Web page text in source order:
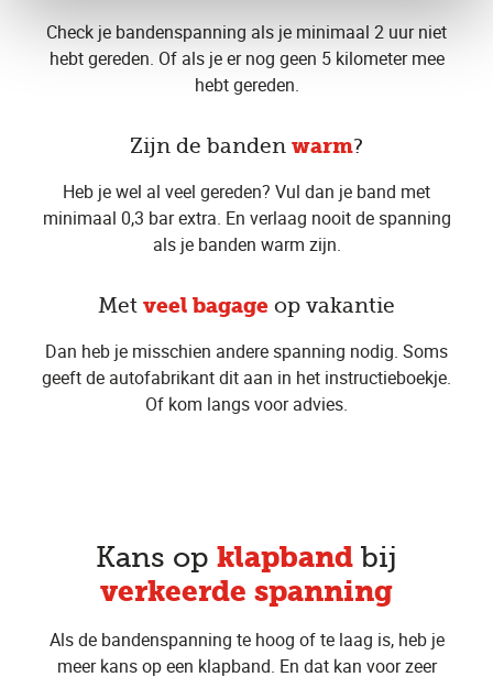
Check je bandenspanning als je minimaal 2 uur niet
hebt gereden. Of als je er nog geen 5 kilometer mee
hebt gereden.
Zijn de banden warm?
Heb je wel al veel gereden? Vul dan je band met
minimaal 0,3 bar extra. En verlaag nooit de spanning
als je banden warm zijn.
Met veel bagage op vakantie
Dan heb je misschien andere spanning nodig. Soms
geeft de autofabrikant dit aan in het instructieboekje.
Of kom langs voor advies.
Kans op klapband bij
verkeerde spanning
Als de bandenspanning te hoog of te laag is, heb je
meer kans op een klapband. En dat kan voor zeer